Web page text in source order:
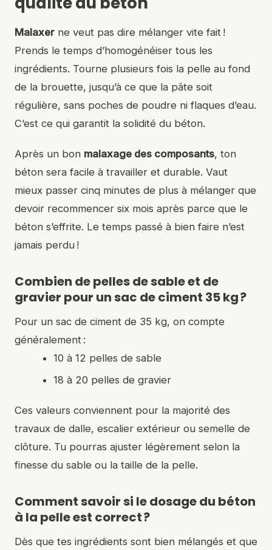
Malaxer ne veut pas dire mélanger vite fait !
Prends le temps d’homogénéiser tous les
ingrédients. Tourne plusieurs fois la pelle au fond
de la brouette, jusqu’à ce que la pâte soit
régulière, sans poches de poudre ni flaques d’eau.
C’est ce qui garantit la solidité du béton.
Après un bon malaxage des composants, ton
béton sera facile à travailler et durable. Vaut
mieux passer cinq minutes de plus à mélanger que
devoir recommencer six mois après parce que le
béton s’effrite. Le temps passé à bien faire n’est
jamais perdu !
Combien de pelles de sable et de
gravier pour un sac de ciment 35 kg ?
Pour un sac de ciment de 35 kg, on compte
généralement :
10 à 12 pelles de sable
18 à 20 pelles de gravier
Ces valeurs conviennent pour la majorité des
travaux de dalle, escalier extérieur ou semelle de
clôture. Tu pourras ajuster légèrement selon la
finesse du sable ou la taille de la pelle.
Comment savoir si le dosage du béton
à la pelle est correct ?
Dès que tes ingrédients sont bien mélangés et que